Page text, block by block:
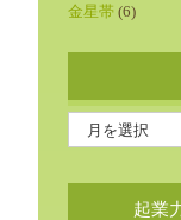
金星帯 (6)
起業